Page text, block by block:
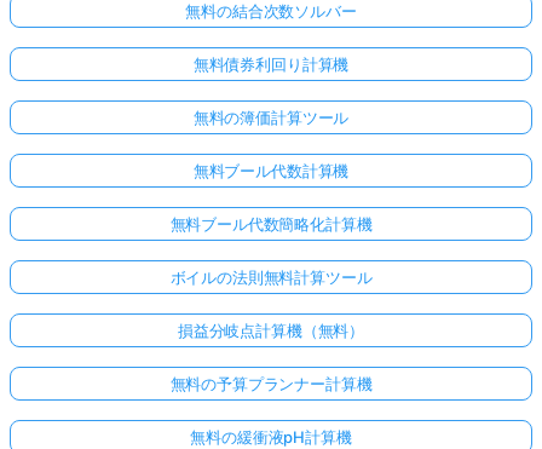
無料の結合次数ソルバー
無料債券利回り計算機
無料の簿価計算ツール
無料ブール代数計算機
無料ブール代数簡略化計算機
ボイルの法則無料計算ツール
損益分岐点計算機（無料）
無料の予算プランナー計算機
無料の緩衝液pH計算機